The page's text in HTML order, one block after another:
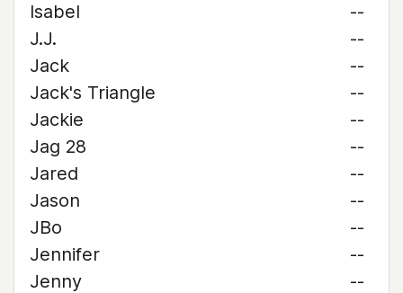
Isabel
--
J.J.
--
Jack
--
Jack's Triangle
--
Jackie
--
Jag 28
--
Jared
--
Jason
--
JBo
--
Jennifer
--
Jenny
--